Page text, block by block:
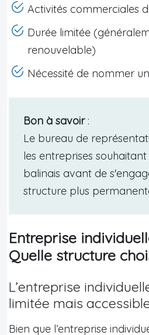
Activités commerciales
Durée limitée
renouvelable)
Nécessité de nommer
Bon à savoir:
Le bureau de
les entreprises
balinais avant de
structure plus
Entreprise
Quelle structure
L’entreprise
limitée mais
Bien que l’entreprise